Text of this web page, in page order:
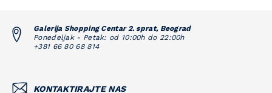
Galerija Shopping Centar 2. sprat, Beograd
Ponedeljak - Petak: od 10:00h do 22:00h
+381 66 80 68 814
KONTAKTIRAJTE NAS